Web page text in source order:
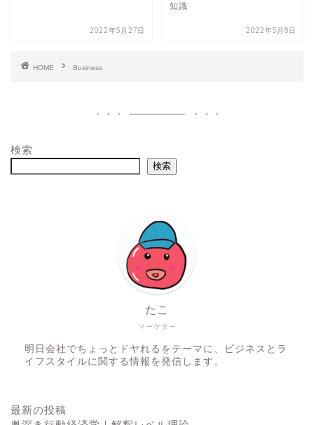
2022年5月27日
知識
2022年5月8日
HOME Business
検索
検索
マーケター
たこ
明日会社でちょっとドヤれるをテーマに、ビジネスとラ
イフスタイルに関する情報を発信します。
最新の投稿